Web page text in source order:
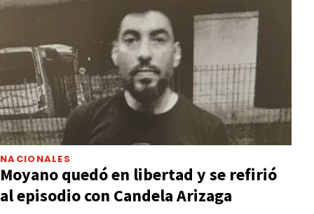
NACIONALES
Moyano quedó en libertad y se refirió
al episodio con Candela Arizaga